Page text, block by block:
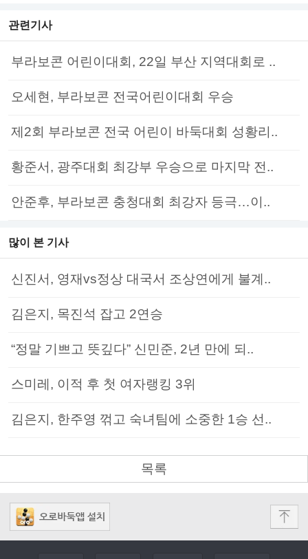
관련기사
부라보콘 어린이대회, 22일 부산 지역대회로 ..
오세현, 부라보콘 전국어린이대회 우승
제2회 부라보콘 전국 어린이 바둑대회 성황리..
황준서, 광주대회 최강부 우승으로 마지막 전..
안준후, 부라보콘 충청대회 최강자 등극…이..
많이 본 기사
신진서, 영재vs정상 대국서 조상연에게 불계..
김은지, 목진석 잡고 2연승
“정말 기쁘고 뜻깊다” 신민준, 2년 만에 되..
스미레, 이적 후 첫 여자랭킹 3위
김은지, 한주영 꺾고 숙녀팀에 소중한 1승 선..
목록